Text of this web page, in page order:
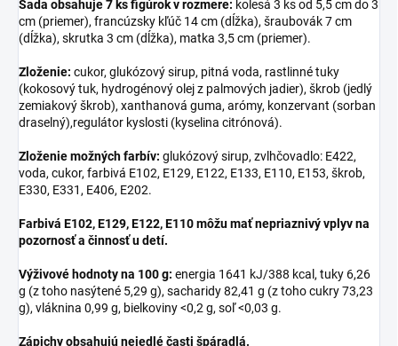
Sada obsahuje 7 ks figúrok v rozmere: kolesá 3 ks od 5,5 cm do 3
cm (priemer), francúzsky kľúč 14 cm (dĺžka), šraubovák 7 cm
(dĺžka), skrutka 3 cm (dĺžka), matka 3,5 cm (priemer).
Zloženie: cukor, glukózový sirup, pitná voda, rastlinné tuky
(kokosový tuk, hydrogénový olej z palmových jadier), škrob (jedlý
zemiakový škrob), xanthanová guma, arómy, konzervant (sorban
draselný),regulátor kyslosti (kyselina citrónová).
Zloženie možných farbív: glukózový sirup, zvlhčovadlo: E422,
voda, cukor, farbivá E102, E129, E122, E133, E110, E153, škrob,
E330, E331, E406, E202.
Farbivá E102, E129, E122, E110 môžu mať nepriaznivý vplyv na
pozornosť a činnosť u detí.
Výživové hodnoty na 100 g: energia 1641 kJ/388 kcal, tuky 6,26
g (z toho nasýtené 5,29 g), sacharidy 82,41 g (z toho cukry 73,23
g), vláknina 0,99 g, bielkoviny <0,2 g, soľ <0,03 g.
Zápichy obsahujú nejedlé časti špáradlá.